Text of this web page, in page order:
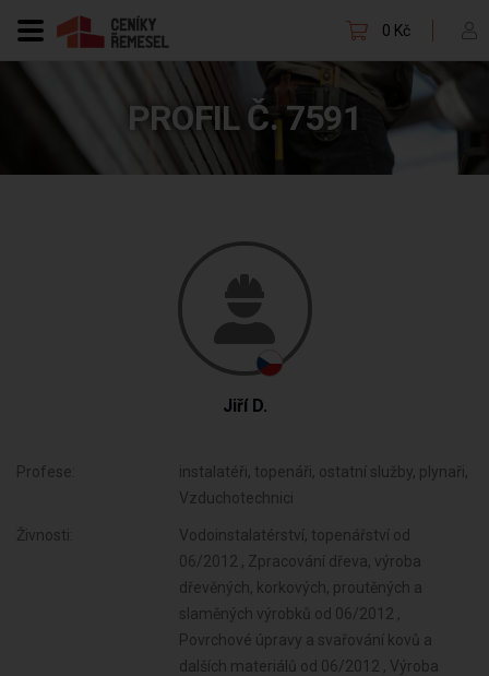
0 Kč
PROFIL Č. 7591
Jiří D.
Profese:
instalatéři, topenáři, ostatní služby, plynaři,
Vzduchotechnici
Živnosti:
Vodoinstalatérství, topenářství od
06/2012 , Zpracování dřeva, výroba
dřevěných, korkových, proutěných a
slaměných výrobků od 06/2012 ,
Povrchové úpravy a svařování kovů a
dalších materiálů od 06/2012 , Výroba